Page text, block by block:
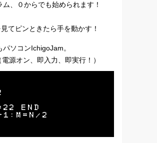
、０からでも始められます！
てピンときたら手を動かす！
ソコンIchigoJam。
源オン、即入力、即実行！）
END
2